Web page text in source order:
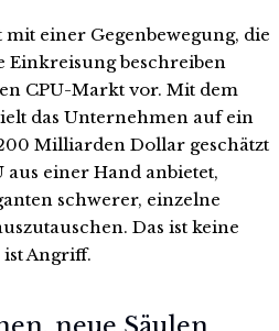
einer Gegenbewegung, die
beschreiben
CPU-Markt vor. Mit dem
das Unternehmen auf ein
Milliarden Dollar geschätzt
aus einer Hand anbietet,
schwerer, einzelne
Das ist keine
ist Angriff.